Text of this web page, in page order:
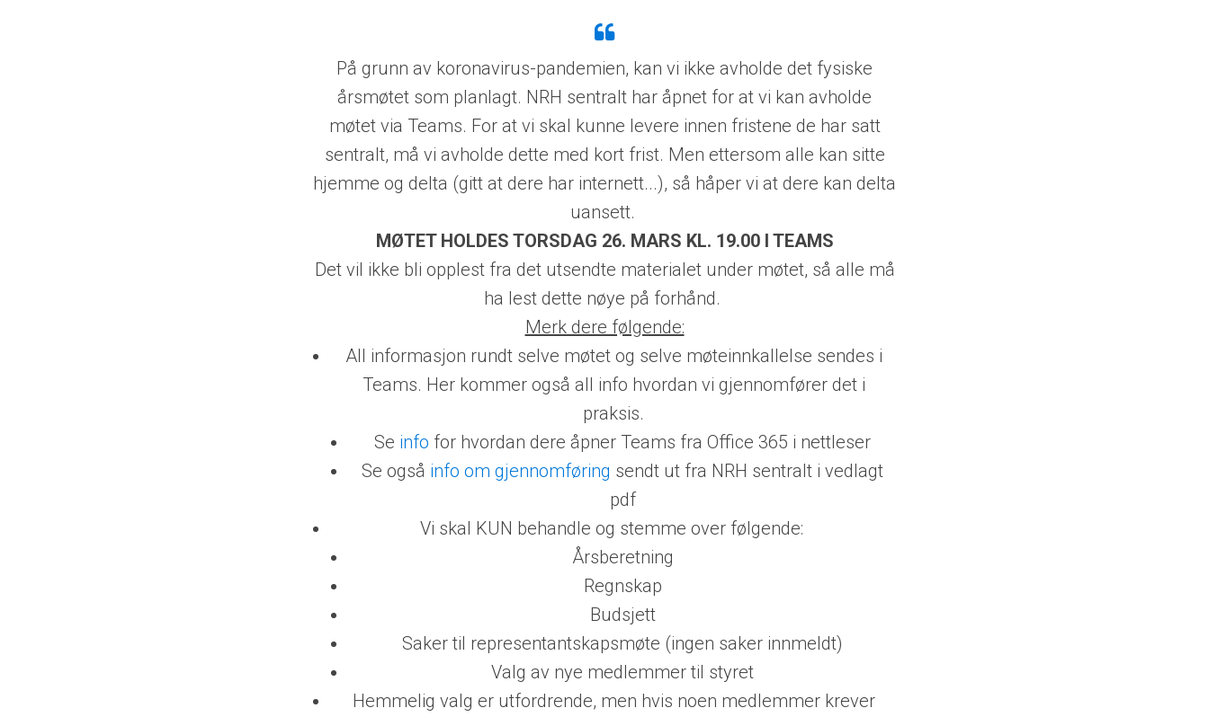
På grunn av koronavirus-pandemien​, kan vi ikke avholde det fysiske
årsmøtet som planlagt​. NRH sentralt har åpnet for at vi kan avholde
møtet via Teams​. For at vi skal kunne levere innen fristene de har satt
sentralt​, må vi avholde dette med kort frist. Men ettersom alle kan sitte
hjemme og delta (gitt at dere har internett...)​, så håper vi at dere kan delta
uansett.
MØTET HOLDES TORSDAG 26. MARS KL. 19.00 I TEAMS
Det vil ikke bli opplest fra det utsendte materialet under møtet​, så alle må
ha lest dette nøye på forhånd.
Merk dere følgende:
All informasjon rundt selve møtet og selve møteinnkallelse sendes i
Teams. Her kommer også all info hvordan vi gjennomfører det i
praksis.
Se info for hvordan dere åpner Teams fra Office 365 i nettleser
Se også info om gjennomføring sendt ut fra NRH sentralt i vedlagt
pdf
Vi skal KUN behandle og stemme over følgende:
Årsberetning
Regnskap
Budsjett
Saker til representantskapsmøte ​(ingen saker innmeldt)
Valg av nye medlemmer til styret
Hemmelig valg er utfordrende, men hvis noen medlemmer krever